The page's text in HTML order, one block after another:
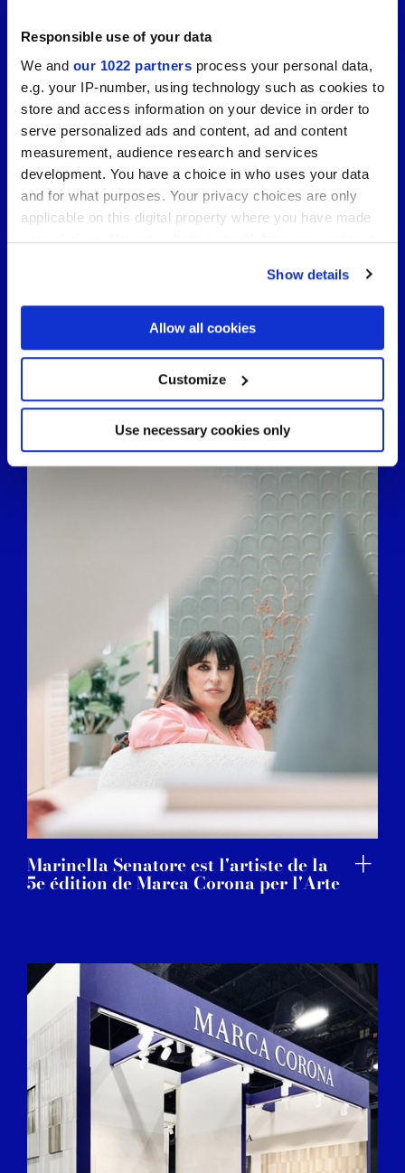
Responsible use of your data
We and our 1022 partners process your personal data,
e.g. your IP-number, using technology such as cookies to
store and access information on your device in order to
serve personalized ads and content, ad and content
measurement, audience research and services
development. You have a choice in who uses your data
and for what purposes. Your privacy choices are only
applicable on this digital property where you have made
your choices. You can change or withdraw your consent
If you allow, we would also like to:
Collect information about your geographical
location which can be accurate to within several
Identify your device by actively scanning it for
specific characteristics (fingerprinting)
Find out more about how your personal data is processed
and set your preferences in thedetails section.
We use cookies to personalise content and ads, to
provide social media features and to analyse our traffic.
We also share information about your use of our site with
our social media, advertising and analytics partners who
may combine it with other information that you’ve
provided to them or that they’ve collected from your use
Show details
Allow all cookies
Customize
Use necessary cookies only
céramique.
Marinella Senatore est l'artiste de la
5e édition de Marca Corona per l'Arte